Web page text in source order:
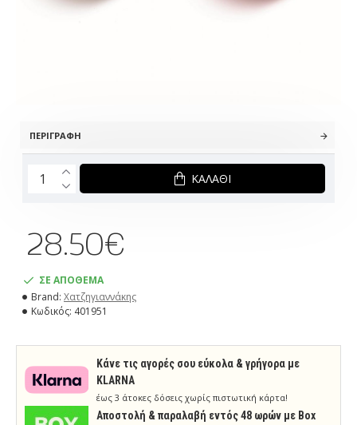
ΠΕΡΙΓΡΑΦΉ
ΣΕ ΑΠΟΘΕΜΑ
Brand: Χατζηγιαννάκης
Κωδικός: 401951
28.50€
ΚΑΛΆΘΙ
Κάνε τις αγορές σου εύκολα & γρήγορα με
KLARNA
έως 3 άτοκες δόσεις χωρίς πιστωτική κάρτα!
Aποστολή & παραλαβή εντός 48 ωρών με Box